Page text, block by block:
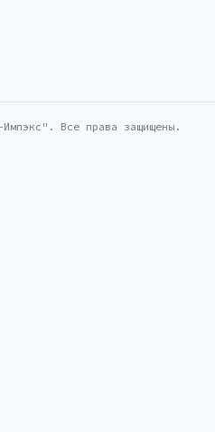
Все права защищены.